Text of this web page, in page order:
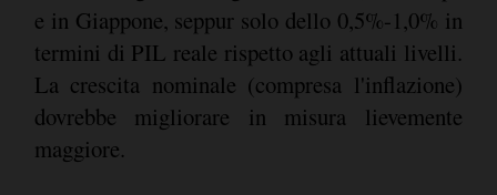
e in Giappone, seppur solo dello 0,5%-1,0% in
termini di PIL reale rispetto agli attuali livelli.
La crescita nominale (compresa l'inflazione)
dovrebbe migliorare in misura lievemente
maggiore.